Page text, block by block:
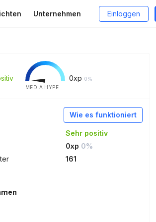
Unternehmen Einloggen
0xp 0%
MEDIA HYPE
Wie es funktioniert
Sehr positiv
0xp 0%
161